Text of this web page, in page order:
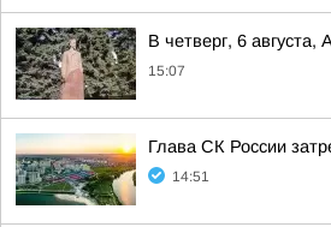
В четверг, 6
15:07
Глава СК России
14:51